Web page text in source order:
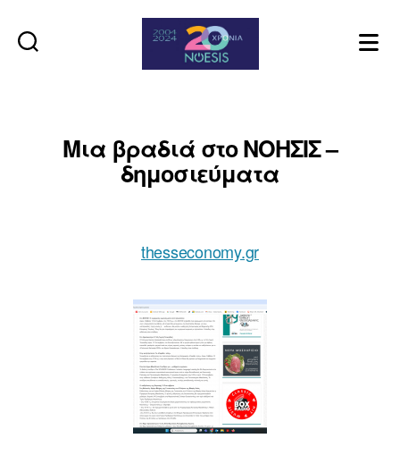
Μια βραδιά στο ΝΟΗΣΙΣ –
δημοσιεύματα
thesseconomy.gr